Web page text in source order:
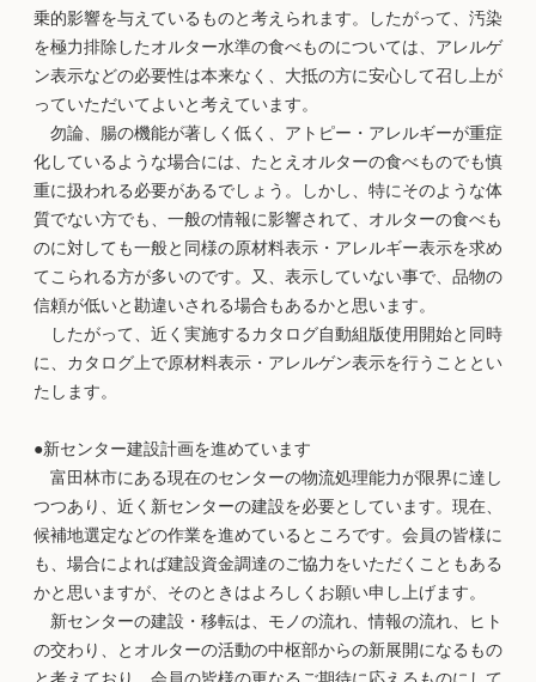
乗的影響を与えているものと考えられます。したがって、汚染
を極力排除したオルター水準の食べものについては、アレルゲ
ン表示などの必要性は本来なく、大抵の方に安心して召し上が
っていただいてよいと考えています。
勿論、腸の機能が著しく低く、アトピー・アレルギーが重症
化しているような場合には、たとえオルターの食べものでも慎
重に扱われる必要があるでしょう。しかし、特にそのような体
質でない方でも、一般の情報に影響されて、オルターの食べも
のに対しても一般と同様の原材料表示・アレルギー表示を求め
てこられる方が多いのです。又、表示していない事で、品物の
信頼が低いと勘違いされる場合もあるかと思います。
したがって、近く実施するカタログ自動組版使用開始と同時
に、カタログ上で原材料表示・アレルゲン表示を行うこととい
たします。
●新センター建設計画を進めています
富田林市にある現在のセンターの物流処理能力が限界に達し
つつあり、近く新センターの建設を必要としています。現在、
候補地選定などの作業を進めているところです。会員の皆様に
も、場合によれば建設資金調達のご協力をいただくこともある
かと思いますが、そのときはよろしくお願い申し上げます。
新センターの建設・移転は、モノの流れ、情報の流れ、ヒト
の交わり、とオルターの活動の中枢部からの新展開になるもの